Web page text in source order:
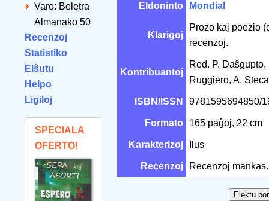
Varo: Beletra
Almanako 50
Recenzoj
Statistiko
Elŝutu
Helpo
Ligiloj
SPECIALA
OFERTO!
Eldoninto Mondial
Klarigoj
Prozo kaj poezio
recenzoj.
Kontribuantoj
Red. P.
Ruggiero, A.
ISBN/ISSN 9781595694850/
Formato 165 paĝoj, 22 cm
Karakterizoj Ilus
Recenzoj Recenzoj mankas.